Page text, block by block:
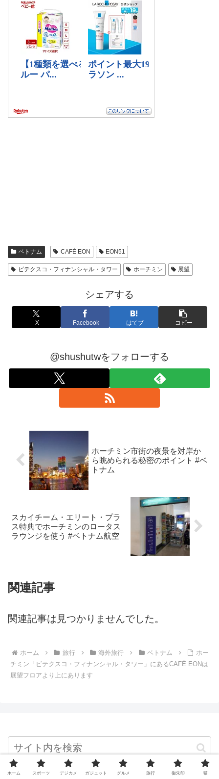
ベトナム CAFÉ EON EON51
ビテクスコ・フィナンシャル・タワー ホーチミン 展望
シェアする
X Facebook はてブ コピー
@shushutwをフォローする
ホーチミン市街の夜景を対岸か
ら眺められる秘密のポイント #ベ
トナム
スカイチーム・エリート・プラ
ス特典でホーチミンのロータス
ラウンジを使う #ベトナム航空
関連記事
関連記事は見つかりませんでした。
ホーム 旅行 海外旅行 ベトナム
ホー
チミン「ビテクスコ・フィナンシャル・タワー」にあるCAFÉ EONは
展望フロアより上にあります
ホーム スポーツ デジカメ ガジェット グルメ 旅行 御朱印 猫